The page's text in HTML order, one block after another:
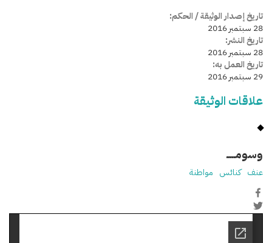
تاريخ إصدار الوثيقة / الحكم:
28 سبتمبر 2016
تاريخ النشر:
28 سبتمبر 2016
تاريخ العمل به:
29 سبتمبر 2016
علاقات الوثيقة
وسومـــــ
عنف كنائس مواطنة